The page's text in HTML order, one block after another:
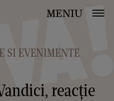
MENIU
SI EVENIMENTE
reacție